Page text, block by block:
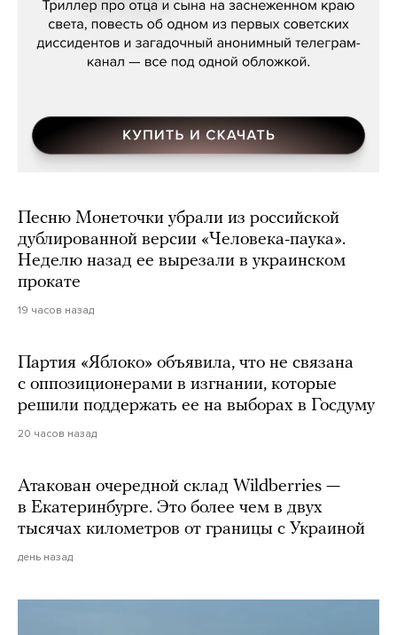
Песню Монеточки убрали из российской
дублированной версии «Человека-паука».
Неделю назад ее вырезали в украинском
прокате
19 часов назад
Партия «Яблоко» объявила, что не связана
с оппозиционерами в изгнании, которые
решили поддержать ее на выборах в Госдуму
20 часов назад
Атакован очередной склад Wildberries —
в Екатеринбурге. Это более чем в двух
тысячах километров от границы с Украиной
день назад